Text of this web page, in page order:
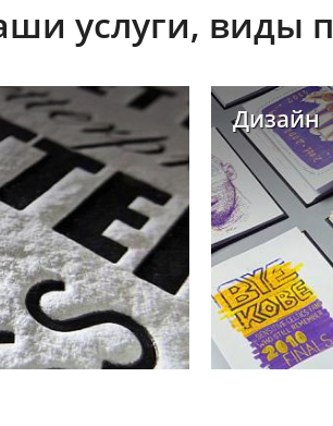
услуги, виды
Дизайн